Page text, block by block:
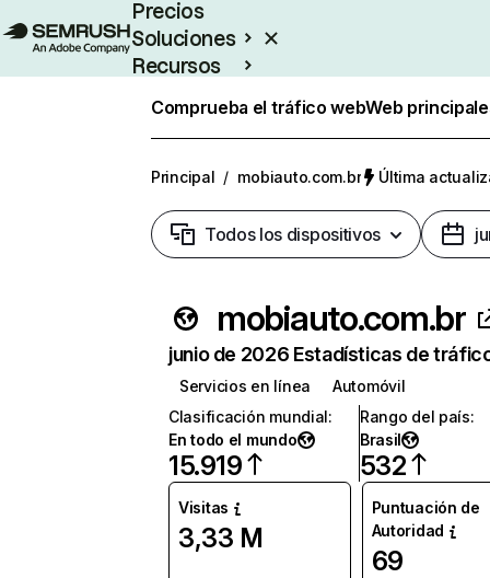
Precios
Soluciones
Recursos
Comprueba el tráfico webWeb
Principal / mobiauto.com.br Última
Todos los dispositivos
mobiauto.com.br
junio de 2026 Estadísticas de
Servicios en línea
Automóvil
Clasificación mundial:
En todo el mundo
15.919
Rango del país:
Brasil
532
Visitas
3,33 M
Puntuación de
Autoridad
69